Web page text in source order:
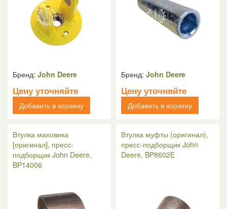
Бренд: John Deere
Цену уточняйте
Добавить в корзину
Бренд: John Deere
Цену уточняйте
Добавить в корзину
Втулка маховика
[оригинал], пресс-
подборщик John Deere,
BP14006
Втулка муфты (оригинал),
пресс-подборщик John
Deere, BP8602E